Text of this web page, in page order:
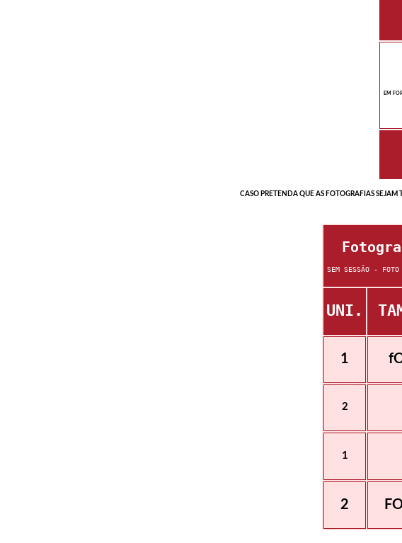
EM
CASO PRETENDA QUE AS FOTOGRAFIAS SEJAM
SEM SESSÃO - FOTO
UNI.
1
2
1
2